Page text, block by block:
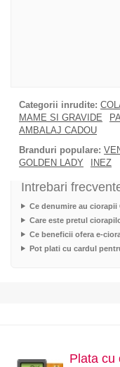
Categorii inrudite:
MAME SI GRAVIDE
AMBALAJ CADOU
Branduri populare:
GOLDEN LADY
INEZ
Intrebari
Ce denumire au ciorapii
Care este pretul
Ce beneficii ofera e-
Pot plati cu cardul
Plata cu